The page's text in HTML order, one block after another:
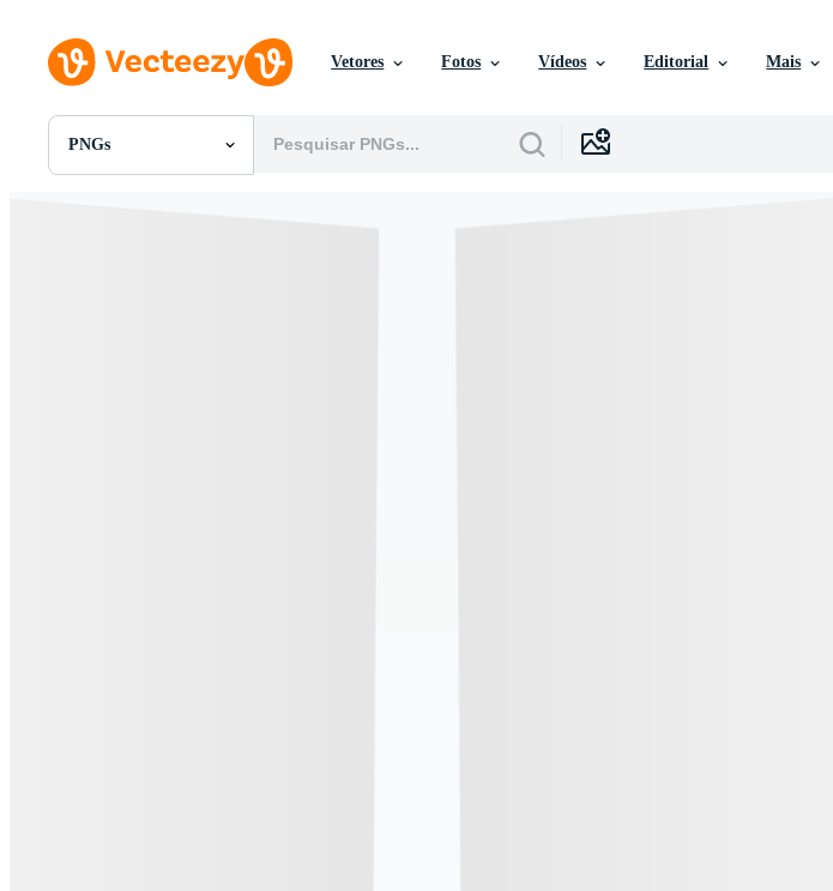
Vetores Fotos Vídeos Editorial Mais
PNGs
Todas Imagens